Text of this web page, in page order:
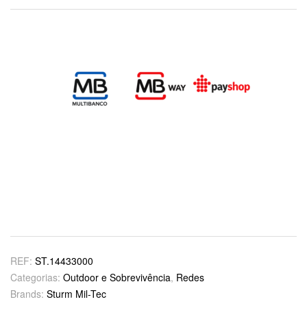
REF: ST.14433000
Categorias: Outdoor e Sobrevivência, Redes
Brands: Sturm Mil-Tec